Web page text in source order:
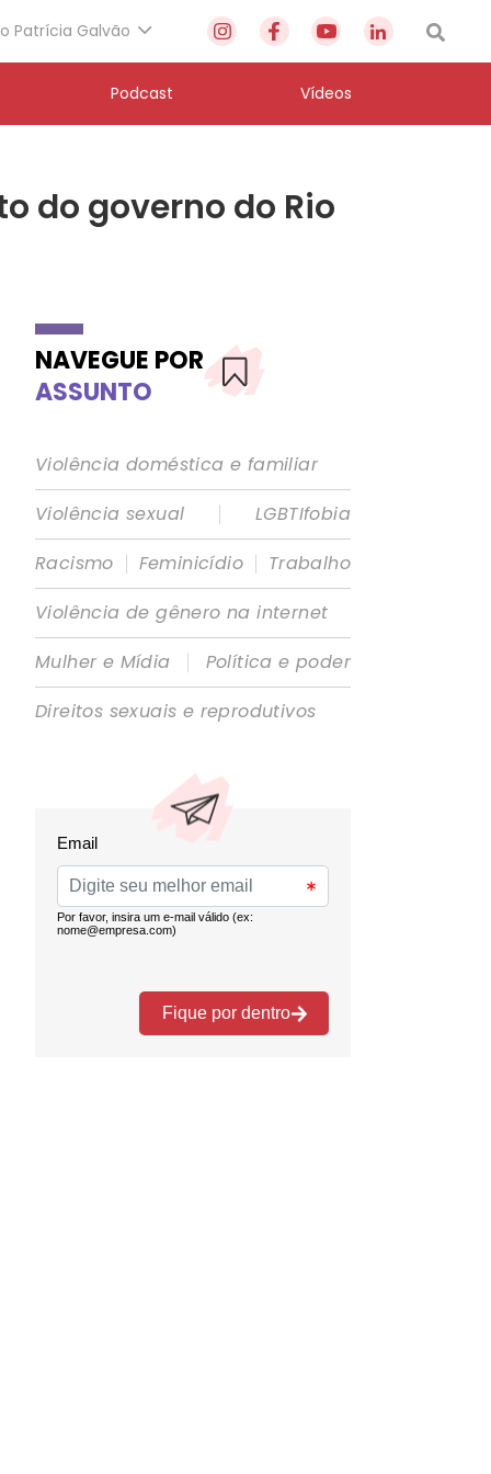
Patrícia Galvão
Podcast Vídeos
do governo do Rio
NAVEGUE POR
ASSUNTO
Violência doméstica e familiar
Violência sexual
|
LGBTIfobia
Racismo | Feminicídio | Trabalho
Violência de gênero na internet
Mulher e Mídia
|
Política e poder
Direitos sexuais e reprodutivos